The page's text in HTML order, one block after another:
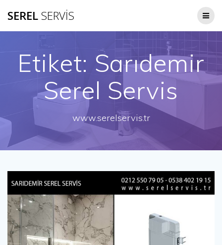
SERELSERVİS
Etiket: Sarıdemir
Serel Servis
www.serelservis.tr